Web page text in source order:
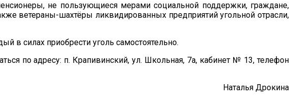
не пользующиеся мерами социальной поддержки, граждане,
ветераны-шахтёры ликвидированных предприятий угольной отрасли,
в силах приобрести уголь самостоятельно.
по адресу: п. Крапивинский, ул. Школьная, 7а, кабинет № 13, телефон
Наталья Дрокина